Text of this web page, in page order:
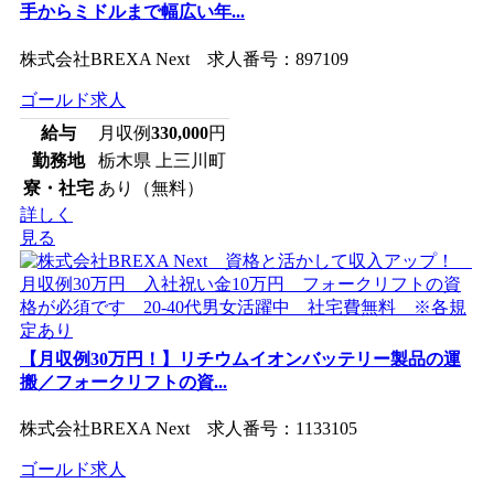
手からミドルまで幅広い年...
株式会社BREXA Next 求人番号：897109
ゴールド求人
給与
月収例330,000円
勤務地
栃木県 上三川町
寮・社宅 あり（無料）
詳しく
見る
【月収例30万円！】リチウムイオンバッテリー製品の運
搬／フォークリフトの資...
株式会社BREXA Next 求人番号：1133105
ゴールド求人